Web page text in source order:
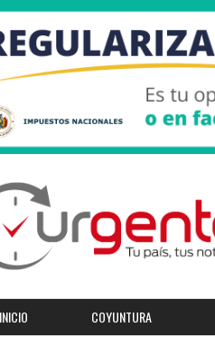
INICIO COYUNTURA